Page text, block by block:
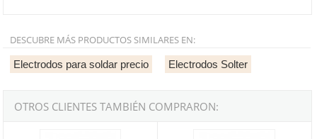
DESCUBRE MÁS PRODUCTOS SIMILARES EN:
Electrodos para soldar precio Electrodos Solter
OTROS CLIENTES TAMBIÉN COMPRARON: